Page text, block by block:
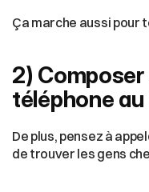
Ça marche aussi pour
2)
téléphone
De plus, pensez à
de trouver les gens